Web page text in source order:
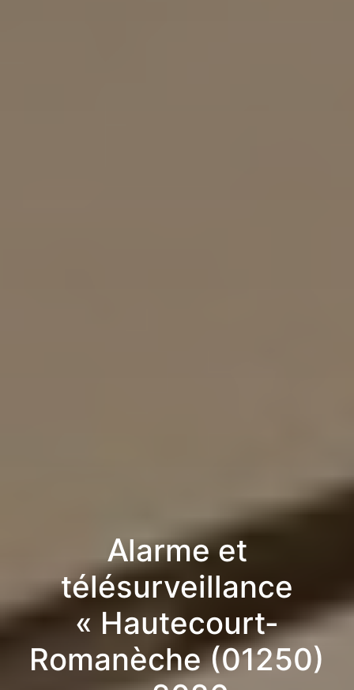
Alarme et
télésurveillance
« Hautecourt-
Romanèche (01250)